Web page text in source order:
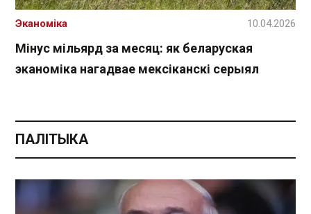
Мінус мільярд за месяц: як беларуская
эканоміка нагадвае мексіканскі серыял
Эканоміка 10.04.2026
ПАЛІТЫКА